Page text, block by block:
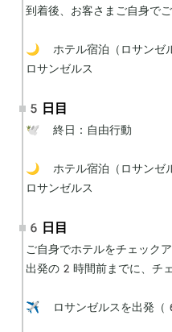
到着後、お客さまご自身でご
🌙 ホテル宿泊（ロサンゼ
ロサンゼルス
5日目
🕊 終日：自由行動
🌙 ホテル宿泊（ロサンゼ
ロサンゼルス
6日目
ご自身でホテルをチェック
出発の2時間前までに、チ
✈️ ロサンゼルスを出